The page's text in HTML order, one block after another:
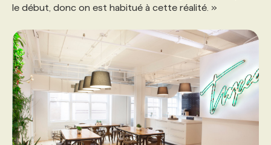
le début, donc on est habitué à cette réalité. »